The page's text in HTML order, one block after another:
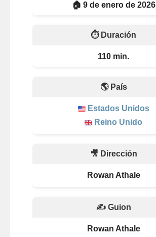
🏠 9 de enero de 2026
⏱️ Duración
110 min.
🌎 País
Estados Unidos
Reino Unido
🎥 Dirección
Rowan Athale
✍️ Guion
Rowan Athale